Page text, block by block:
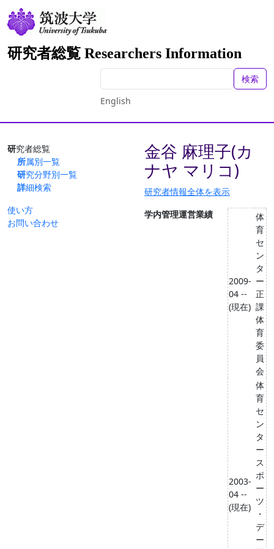
研究者総覧 Researchers Information
検索
English
研究者総覧
所属別一覧
研究分野別一覧
詳細検索
使い方
お問い合わせ
金谷 麻理子(カ
ナヤ マリコ)
研究者情報全体を表示
学内管理運営業績
2009-
04 --
(現在)
体
育
セ
ン
タ
ー
正
課
体
育
委
員
会
2003-
04 --
(現在)
体
育
セ
ン
タ
ー
ス
ポ
ー
ツ
・
デ
ー